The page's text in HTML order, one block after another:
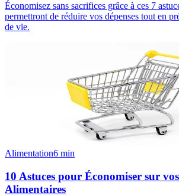
Économisez sans sacrifices grâce à ces 7
permettront de réduire vos dépenses tout en
de vie.
Alimentation6 min
10 Astuces pour Économiser sur vos
Alimentaires